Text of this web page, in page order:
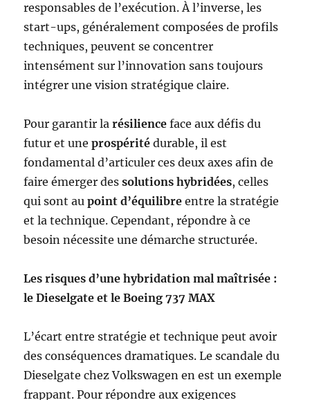
responsables de l’exécution. À l’inverse, les
start-ups, généralement composées de profils
techniques, peuvent se concentrer
intensément sur l’innovation sans toujours
intégrer une vision stratégique claire.
Pour garantir larésilienceface aux défis du
futur et uneprospéritédurable, il est
fondamental d’articuler ces deux axes afin de
faire émerger dessolutions hybridées, celles
qui sont aupoint d’équilibre entre la stratégie
et la technique. Cependant, répondre à ce
besoin nécessite une démarche structurée.
Les risques d’une hybridation mal maîtrisée :
le Dieselgate et le Boeing 737 MAX
L’écart entre stratégie et technique peut avoir
des conséquences dramatiques. Le scandale du
Dieselgate chez Volkswagen en est un exemple
frappant. Pour répondre aux exigences